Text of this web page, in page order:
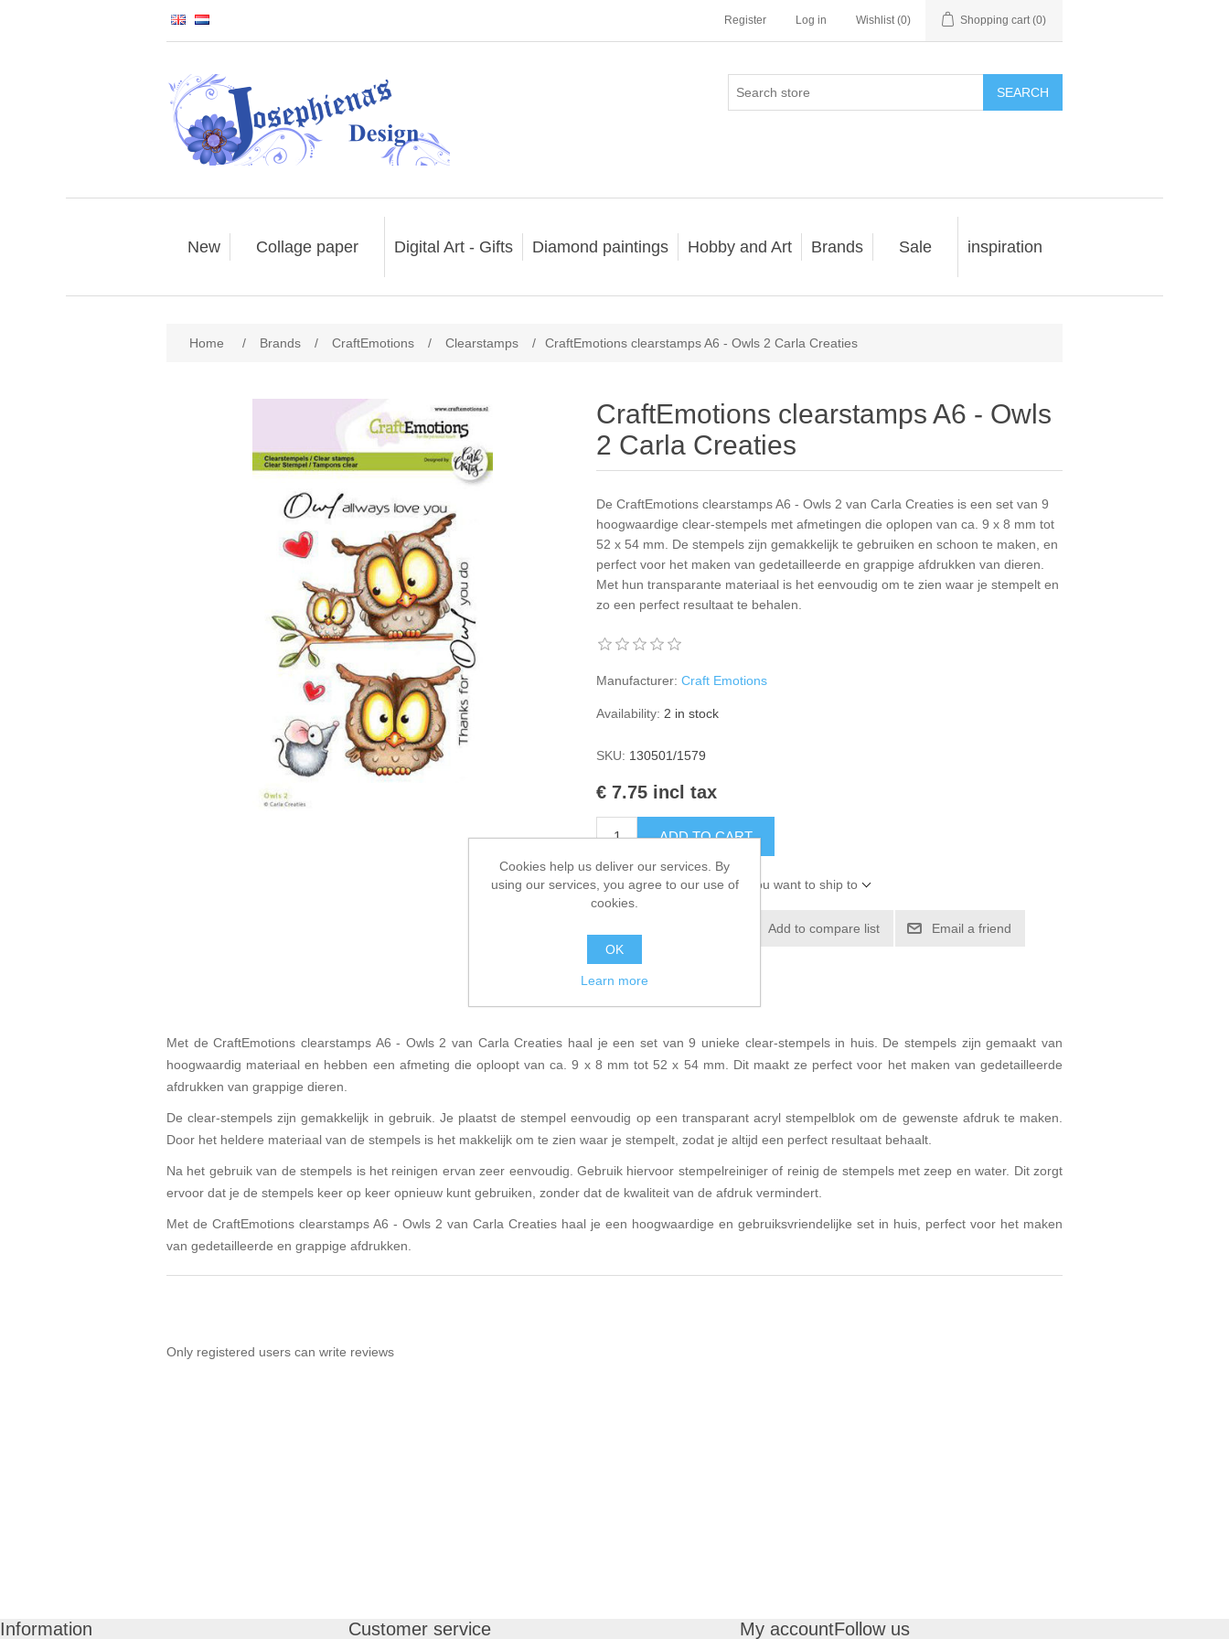
Register Log in Wishlist (0) Shopping cart (0)
SEARCH
New Collage paper Digital Art - Gifts Diamond paintings Hobby and Art Brands Sale inspiration
Home / Brands / CraftEmotions / Clearstamps / CraftEmotions clearstamps A6 - Owls 2 Carla Creaties
CraftEmotions clearstamps A6 - Owls
2 Carla Creaties
De CraftEmotions clearstamps A6 - Owls 2 van Carla Creaties is een set van 9
hoogwaardige clear-stempels met afmetingen die oplopen van ca. 9 x 8 mm tot
52 x 54 mm. De stempels zijn gemakkelijk te gebruiken en schoon te maken, en
perfect voor het maken van gedetailleerde en grappige afdrukken van dieren.
Met hun transparante materiaal is het eenvoudig om te zien waar je stempelt en
zo een perfect resultaat te behalen.
Manufacturer: Craft Emotions
Availability: 2 in stock
SKU: 130501/1579
€ 7.75 incl tax
ADD TO CART
Please select the address you want to ship to
Add to compare list Email a friend
Met de CraftEmotions clearstamps A6 - Owls 2 van Carla Creaties haal je een set van 9 unieke clear-stempels in huis. De stempels zijn gemaakt van
hoogwaardig materiaal en hebben een afmeting die oploopt van ca. 9 x 8 mm tot 52 x 54 mm. Dit maakt ze perfect voor het maken van gedetailleerde
afdrukken van grappige dieren.
De clear-stempels zijn gemakkelijk in gebruik. Je plaatst de stempel eenvoudig op een transparant acryl stempelblok om de gewenste afdruk te maken.
Door het heldere materiaal van de stempels is het makkelijk om te zien waar je stempelt, zodat je altijd een perfect resultaat behaalt.
Na het gebruik van de stempels is het reinigen ervan zeer eenvoudig. Gebruik hiervoor stempelreiniger of reinig de stempels met zeep en water. Dit zorgt
ervoor dat je de stempels keer op keer opnieuw kunt gebruiken, zonder dat de kwaliteit van de afdruk vermindert.
Met de CraftEmotions clearstamps A6 - Owls 2 van Carla Creaties haal je een hoogwaardige en gebruiksvriendelijke set in huis, perfect voor het maken
van gedetailleerde en grappige afdrukken.
Only registered users can write reviews
Information Customer service My accountFollow us
Cookies help us deliver our services. By
using our services, you agree to our use of
cookies.
OK
Learn more